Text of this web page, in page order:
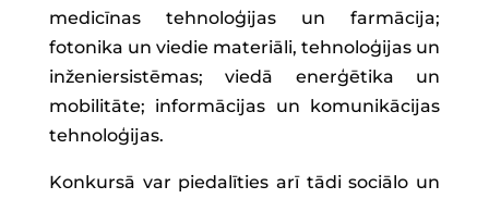
medicīnas tehnoloģijas un farmācija;
fotonika un viedie materiāli, tehnoloģijas un
inženiersistēmas; viedā enerģētika un
mobilitāte; informācijas un komunikācijas
tehnoloģijas.
Konkursā var piedalīties arī tādi sociālo un